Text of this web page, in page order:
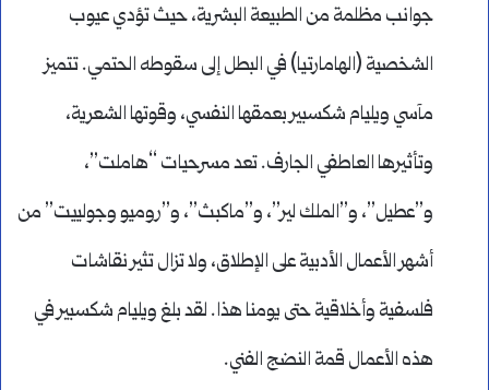
جوانب مظلمة من الطبيعة البشرية، حيث تؤدي عيوب
الشخصية (الهامارتيا) في البطل إلى سقوطه الحتمي. تتميز
مآسي ويليام شكسبير بعمقها النفسي، وقوتها الشعرية،
وتأثيرها العاطفي الجارف. تعد مسرحيات “هاملت”،
و”عطيل”، و”الملك لير”، و”ماكبث”، و”روميو وجولييت” من
أشهر الأعمال الأدبية على الإطلاق، ولا تزال تثير نقاشات
فلسفية وأخلاقية حتى يومنا هذا. لقد بلغ ويليام شكسبير في
هذه الأعمال قمة النضج الفني.